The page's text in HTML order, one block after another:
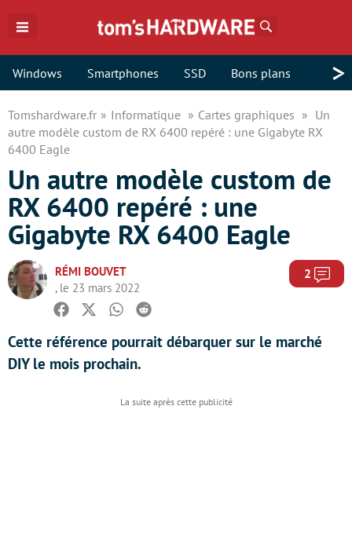
Windows Smartphones SSD Bons plans >
Tomshardware.fr Informatique Cartes graphiques
Un
autre modèle custom de RX 6400 repéré : une Gigabyte RX
6400 Eagle
Un autre modèle custom de
RX 6400 repéré : une
Gigabyte RX 6400 Eagle
RÉMI BOUVET
, le 23 mars 2022
2
Facebook
TwitterWhatsapp
Reddit
Cette référence pourrait débarquer sur le marché
DIY le mois prochain.